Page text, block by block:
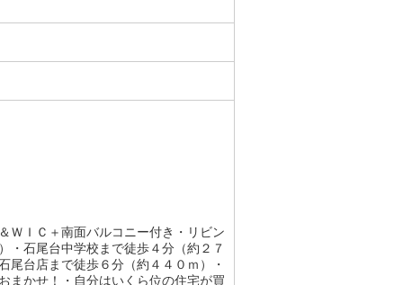
ＩＣ＋南面バルコニー付き・リビン
石尾台中学校まで徒歩４分（約２７
尾台店まで徒歩６分（約４４０ｍ）・
まかせ！・自分はいくら位の住宅が買